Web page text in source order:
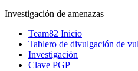
Investigación de amenazas
Team82 Inicio
Tablero de divulgación de
Investigación
Clave PGP